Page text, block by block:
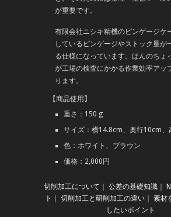
が重要です。
有限会社ニシキ精機のピンゲージケ
しているピンゲージやストック量が
る仕様になっています。ほんのちょ
が工場の検査にかかる作業効率アッ
ります。
【商品使用】
重さ：150 g
サイズ：横14.8cm、奥行10cm、
色：ホワイト、ブラウン
価格：2,000円
切削加工について 公差の基礎知識
ト
切削加工と研削加工の違い
素材
したいポイント